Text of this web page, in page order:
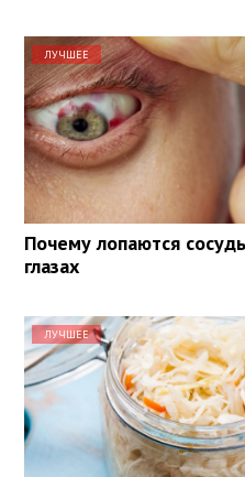
ЛУЧШЕЕ
Почему лопаются
глазах
ЛУЧШЕЕ